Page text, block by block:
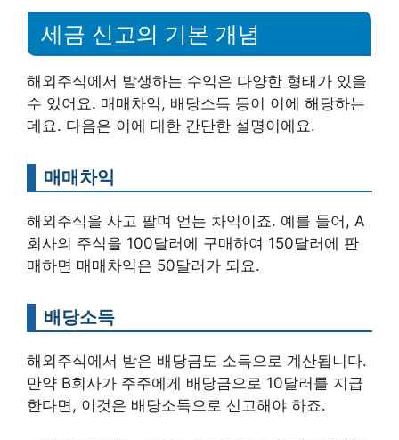
세금 신고의 기본 개념
해외주식에서 발생하는 수익은 다양한 형태가 있을
수 있어요. 매매차익, 배당소득 등이 이에 해당하는
데요. 다음은 이에 대한 간단한 설명이에요.
매매차익
해외주식을 사고 팔며 얻는 차익이죠. 예를 들어, A
회사의 주식을 100달러에 구매하여 150달러에 판
매하면 매매차익은 50달러가 되요.
배당소득
해외주식에서 받은 배당금도 소득으로 계산됩니다.
만약 B회사가 주주에게 배당금으로 10달러를 지급
한다면, 이것은 배당소득으로 신고해야 하죠.